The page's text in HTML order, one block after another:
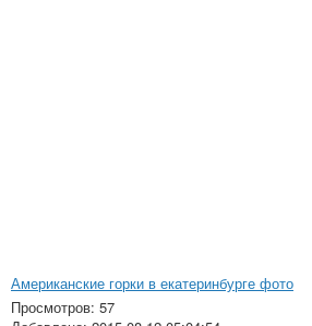
Американские горки в екатеринбурге фото
Просмотров: 57